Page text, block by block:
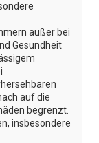
außer bei
Gesundheit
auf die
begrenzt.
insbesondere